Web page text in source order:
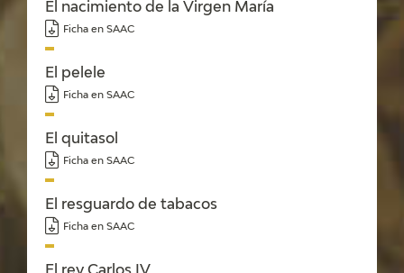
El nacimiento de la Virgen María
Ficha en SAAC
El pelele
Ficha en SAAC
El quitasol
Ficha en SAAC
El resguardo de tabacos
Ficha en SAAC